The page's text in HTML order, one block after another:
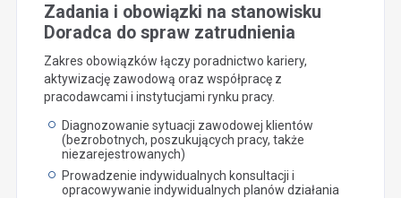
Zadania i obowiązki na stanowisku
Doradca do spraw zatrudnienia
Zakres obowiązków łączy poradnictwo kariery,
aktywizację zawodową oraz współpracę z
pracodawcami i instytucjami rynku pracy.
Diagnozowanie sytuacji zawodowej klientów
(bezrobotnych, poszukujących pracy, także
niezarejestrowanych)
Prowadzenie indywidualnych konsultacji i
opracowywanie indywidualnych planów działania